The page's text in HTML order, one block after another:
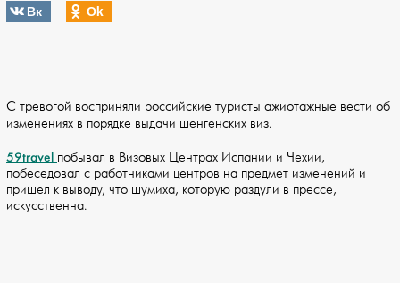
Вк
Оk
С тревогой восприняли российские туристы ажиотажные вести об
изменениях в порядке выдачи шенгенских виз.
59travel побывал в Визовых Центрах Испании и Чехии,
побеседовал с работниками центров на предмет изменений и
пришел к выводу, что шумиха, которую раздули в прессе,
искусственна.